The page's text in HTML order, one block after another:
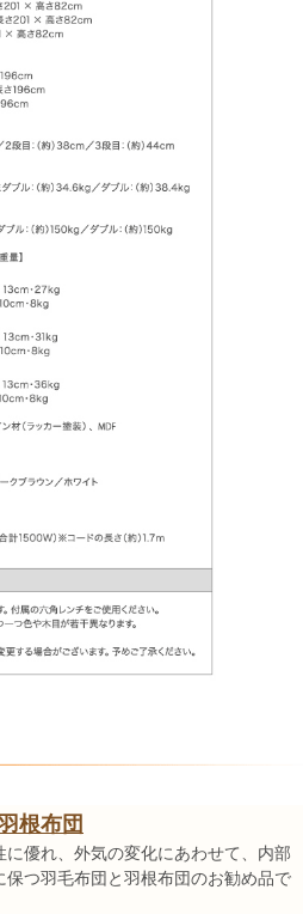
根布団
に優れ、外気の変化にあわせて、内部
保つ羽毛布団と羽根布団のお勧め品で